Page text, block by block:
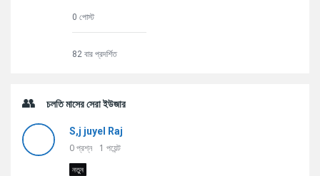
0 পোস্ট
82 বার প্রদর্শিত
চলতি মাসের সেরা ইউজার
S,j juyel Raj
0প্রশ্ন 1 পয়েন্ট
নতুন